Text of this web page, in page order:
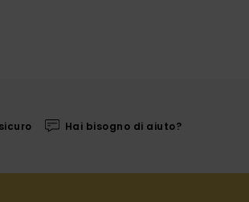
Hai bisogno di aiuto?